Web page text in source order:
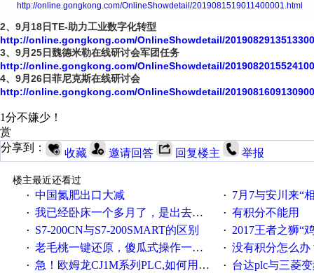
http://online.gongkong.com/OnlineShowdetail/2019081519011400001.html
2、 9月18日TE-助力工业数字化转型
http://online.gongkong.com/OnlineShowdetail/
3、 9月25日魏德米勒在线研讨会军团任务
http://online.gongkong.com/OnlineShowdetail/
4、 9月26日菲尼克斯在线研讨会
http://online.gongkong.com/OnlineShowdetail/
1分不嫌少！
赏
分享到：
收藏 邀请回答 回复楼主 举报
楼主最近还看过
· 中国氮肥出口大减 · 7月7与安川来“
· 我已经卧床一个多月了，是出去安装机械手在高速遭遇车祸所致:大家工作都要特别注意啊 · 有积分不能用
· S7-200CN与S7-200SMART的区别 · 2017王者之狮“鸡”情签到
· 老毛桃一键还原，傻瓜式操作一键轻松备份还原；程序为向导式安装，一键即可实现自动备份或还原系统。 · 没有积分怎么办
· 急！欧姆龙CJ1M系列PLC,如何用时间控制变频器。要求时间在组态王中可以自由输入！拜托各位大神了！ · 台达plc与三菱